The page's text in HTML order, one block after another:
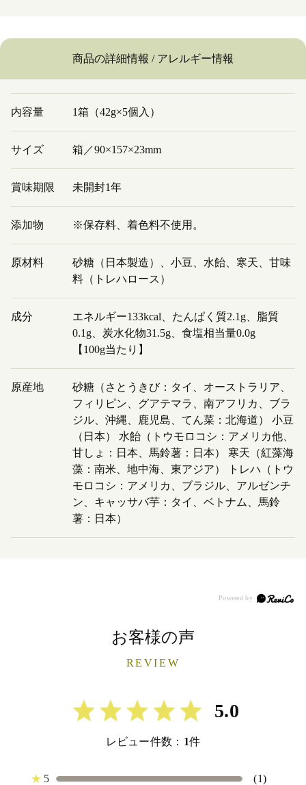
商品の詳細情報 / アレルギー情報
内容量 1箱（42g×5個入）
サイズ 箱／90×157×23mm
賞味期限 未開封1年
添加物 ※保存料、着色料不使用。
原材料
砂糖（日本製造）、小豆、水飴、寒天、甘味
料（トレハロース）
成分
エネルギー133kcal、たんぱく質2.1g、脂質
0.1g、炭水化物31.5g、食塩相当量0.0g
【100g当たり】
原産地
砂糖（さとうきび：タイ、オーストラリア、
フィリピン、グアテマラ、南アフリカ、ブラ
ジル、沖縄、鹿児島、てん菜：北海道） 小豆
（日本） 水飴（トウモロコシ：アメリカ他、
甘しょ：日本、馬鈴薯：日本） 寒天（紅藻海
藻：南米、地中海、東アジア） トレハ（トウ
モロコシ：アメリカ、ブラジル、アルゼンチ
ン、キャッサバ芋：タイ、ベトナム、馬鈴
薯：日本）
お客様の声
REVIEW
5.0
レビュー件数： 1件
★ 5
(1)